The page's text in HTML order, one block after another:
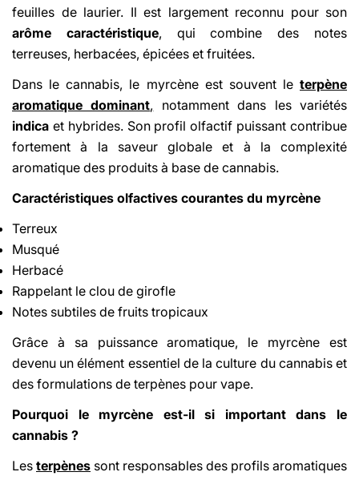
feuilles de laurier. Il est largement reconnu pour son
arôme caractéristique, qui combine des notes
terreuses, herbacées, épicées et fruitées.
Dans le cannabis, le myrcène est souvent le terpène
aromatique dominant, notamment dans les variétés
indica et hybrides. Son profil olfactif puissant contribue
fortement à la saveur globale et à la complexité
aromatique des produits à base de cannabis.
Caractéristiques olfactives courantes du myrcène
Terreux
Musqué
Herbacé
Rappelant le clou de girofle
Notes subtiles de fruits tropicaux
Grâce à sa puissance aromatique, le myrcène est
devenu un élément essentiel de la culture du cannabis et
des formulations de terpènes pour vape.
Pourquoi le myrcène est-il si important dans le
cannabis ?
Les terpènes sont responsables des profils aromatiques